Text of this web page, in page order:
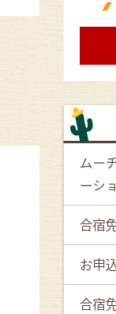
ムー
ーシ
合宿
お申
合宿